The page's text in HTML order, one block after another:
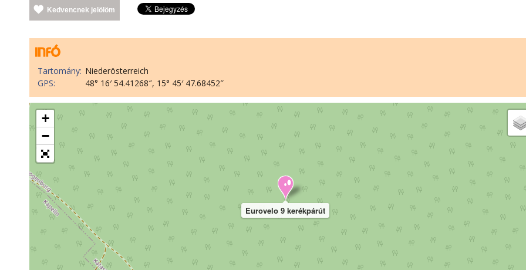
Kedvencnek jelölöm
Tartomány: Niederösterreich
GPS:
48° 16′ 54.41268″, 15° 45′ 47.68452″
Eurovelo 9 kerékpárút
+
−